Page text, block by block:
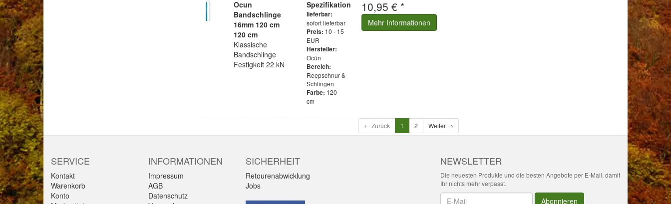
Ocun
Bandschlinge
16mm 120 cm
120 cm
Klassische
Bandschlinge
Festigkeit 22 kN
Spezifikation
lieferbar:
sofort lieferbar
Preis: 10 - 15
EUR
Hersteller:
Ocün
Bereich:
Reepschnur &
Schlingen
Farbe: 120
cm
10,95 € *
Mehr Informationen
← Zurück 1 2 Weiter →
SERVICE
Kontakt
Warenkorb
Konto
INFORMATIONEN
Impressum
AGB
Datenschutz
SICHERHEIT
Retourenabwicklung
Jobs
NEWSLETTER
Die neuesten Produkte und die besten Angebote per E-Mail, damit
Ihr nichts mehr verpasst.
Newsletter Abonnieren